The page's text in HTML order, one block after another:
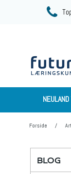
Forside /
BLOG